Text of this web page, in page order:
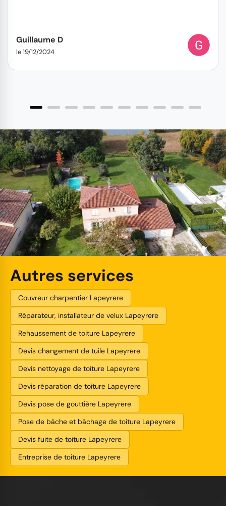
Guillaume D
le 19/12/2024
Autres services
Couvreur charpentier Lapeyrere
Réparateur, installateur de velux Lapeyrere
Rehaussement de toiture Lapeyrere
Devis changement de tuile Lapeyrere
Devis nettoyage de toiture Lapeyrere
Devis réparation de toiture Lapeyrere
Devis pose de gouttière Lapeyrere
Pose de bâche et bâchage de toiture Lapeyrere
Devis fuite de toiture Lapeyrere
Entreprise de toiture Lapeyrere